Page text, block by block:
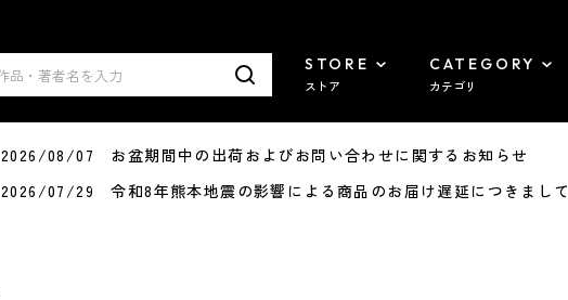
STORE
ストア
CATEGORY
カテゴリ
2026/08/07 お盆期間中の出荷およびお問い合わせに関するお知らせ
2026/07/29 令和8年熊本地震の影響による商品のお届け遅延につきまして